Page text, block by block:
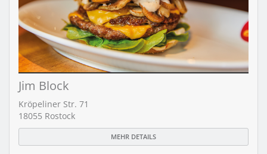
Jim Block
Kröpeliner Str. 71
18055 Rostock
MEHR DETAILS